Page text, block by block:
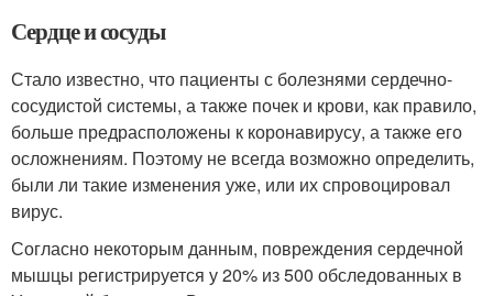
Сердце и сосуды
Стало известно, что пациенты с болезнями сердечно-
сосудистой системы, а также почек и крови, как правило,
больше предрасположены к коронавирусу, а также его
осложнениям. Поэтому не всегда возможно определить,
были ли такие изменения уже, или их спровоцировал
вирус.
Согласно некоторым данным, повреждения сердечной
мышцы регистрируется у 20% из 500 обследованных в